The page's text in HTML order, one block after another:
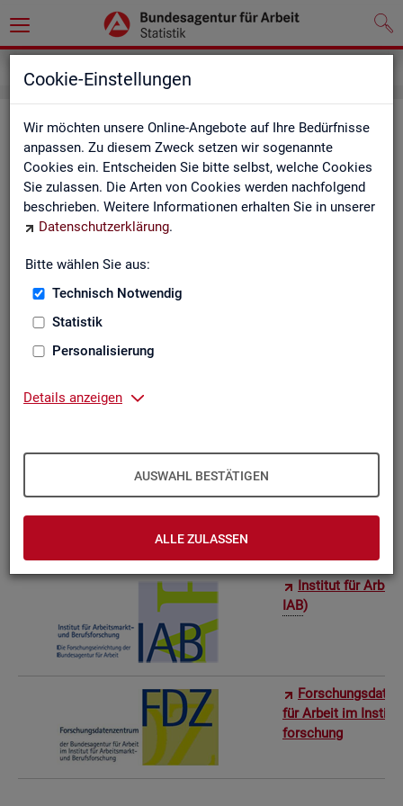
Cookie-Einstellungen
Wir möchten unsere Online-Angebote auf Ihre Bedürfnisse
anpassen. Zu diesem Zweck setzen wir sogenannte
Cookies ein. Entscheiden Sie bitte selbst, welche Cookies
Sie zulassen. Die Arten von Cookies werden nachfolgend
beschrieben. Weitere Informationen erhalten Sie in unserer
Datenschutzerklärung.
Bitte wählen Sie aus:
Technisch Notwendig
Statistik
Personalisierung
Details anzeigen
AUSWAHL BESTÄTIGEN
ALLE ZULASSEN
Wei­te­re Sta­tis­tik­an­ge­bo­te
Hier er­hal­ten Sie eine Aus­wahl wei­te­rer Sta­tis­tik­an­ge­bo­te an­
de­rer In­sti­tu­tio­nen:
In­sti­tut für
IAB)
für Ar­beit im
for­schung